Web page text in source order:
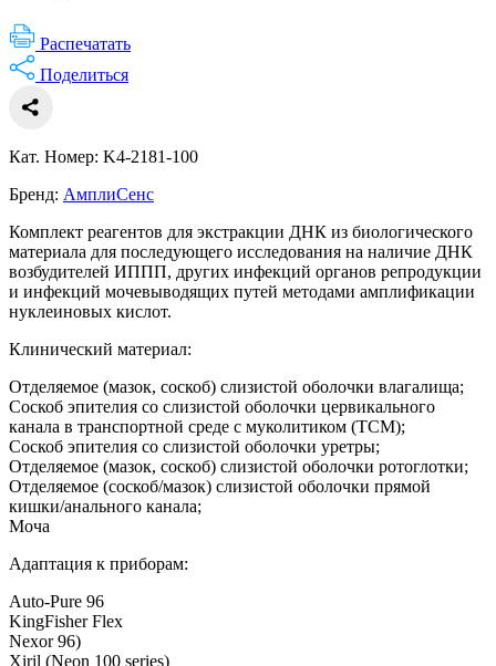
Распечатать
Поделиться
Кат. Номер: K4-2181-100
Бренд: АмплиСенс
Комплект реагентов для экстракции ДНК из биологического
материала для последующего исследования на наличие ДНК
возбудителей ИППП, других инфекций органов репродукции
и инфекций мочевыводящих путей методами амплификации
нуклеиновых кислот.
Клинический материал:
Отделяемое (мазок, соскоб) слизистой оболочки влагалища;
Соскоб эпителия со слизистой оболочки цервикального
канала в транспортной среде с муколитиком (ТСМ);
Соскоб эпителия со слизистой оболочки уретры;
Отделяемое (мазок, соскоб) слизистой оболочки ротоглотки;
Отделяемое (соскоб/мазок) слизистой оболочки прямой
кишки/анального канала;
Моча
Адаптация к приборам:
Auto-Pure 96
KingFisher Flex
Nexor 96)
Xiril (Neon 100 series)